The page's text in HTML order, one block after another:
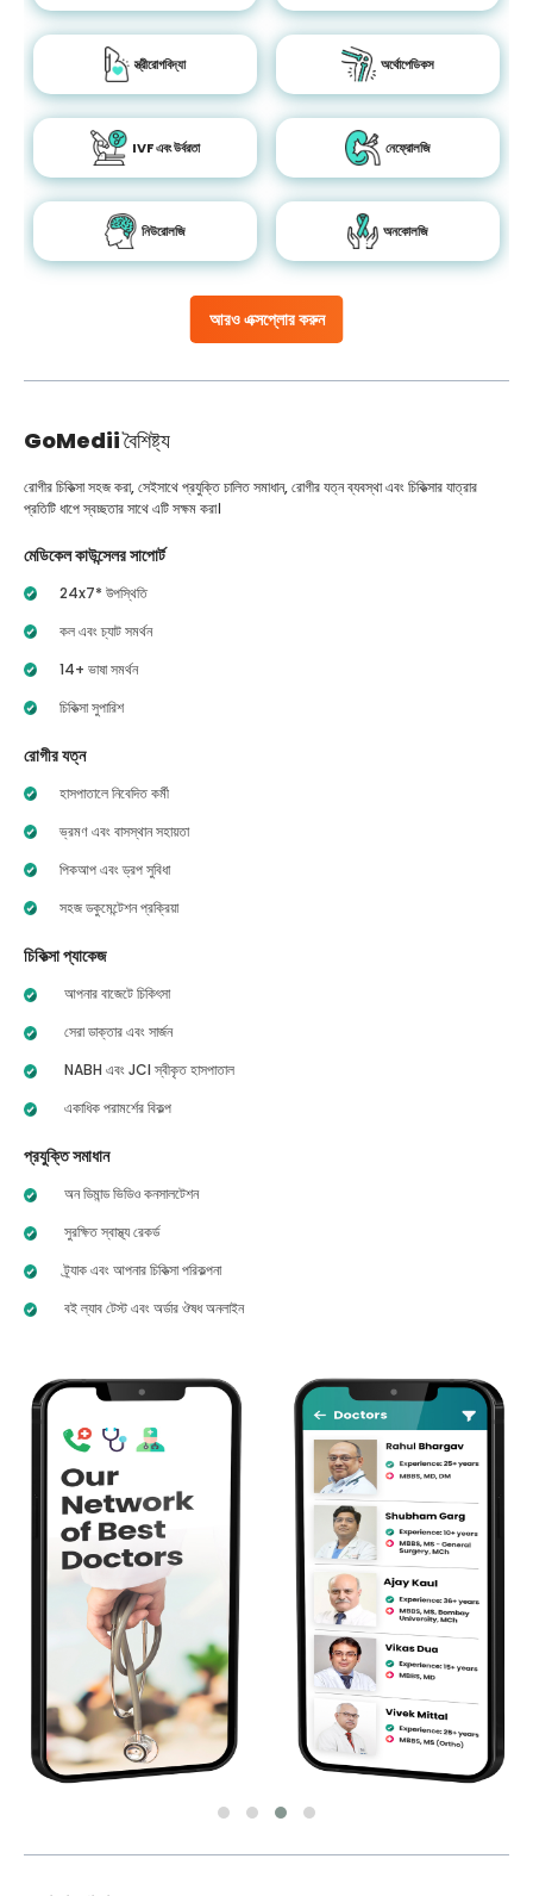
আরও এক্সপ্লোর করুন
স্ত্রীরোগবিদ্যা অর্থোপেডিকস
IVF এবং উর্বরতা নেফ্রোলজি
নিউরোলজি অনকোলজি
GoMediiবৈশিষ্ট্য
রোগীর চিকিত্সা সহজ করা, সেইসাথে প্রযুক্তি চালিত সমাধান, রোগীর যত্ন ব্যবস্থা এবং চিকিত্সার যাত্রার
প্রতিটি ধাপে স্বচ্ছতার সাথে এটি সক্ষম করা।
মেডিকেল কাউন্সেলর সাপোর্ট
24x7* উপস্থিতি
কল এবং চ্যাট সমর্থন
14+ ভাষা সমর্থন
চিকিত্সা সুপারিশ
রোগীর যত্ন
হাসপাতালে নিবেদিত কর্মী
ভ্রমণ এবং বাসস্থান সহায়তা
পিকআপ এবং ড্রপ সুবিধা
সহজ ডকুমেন্টেশন প্রক্রিয়া
চিকিত্সা প্যাকেজ
আপনার বাজেটে চিকিৎসা
সেরা ডাক্তার এবং সার্জন
NABH এবং JCI স্বীকৃত হাসপাতাল
একাধিক পরামর্শের বিকল্প
প্রযুক্তি সমাধান
অন ডিমান্ড ভিডিও কনসালটেশন
সুরক্ষিত স্বাস্থ্য রেকর্ড
ট্র্যাক এবং আপনার চিকিত্সা পরিকল্পনা
বই ল্যাব টেস্ট এবং অর্ডার ঔষধ অনলাইন